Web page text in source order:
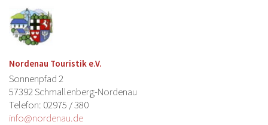
Nordenau Touristik e.V.
Sonnenpfad 2
57392 Schmallenberg-Nordenau
Telefon: 02975 / 380
info@nordenau.de